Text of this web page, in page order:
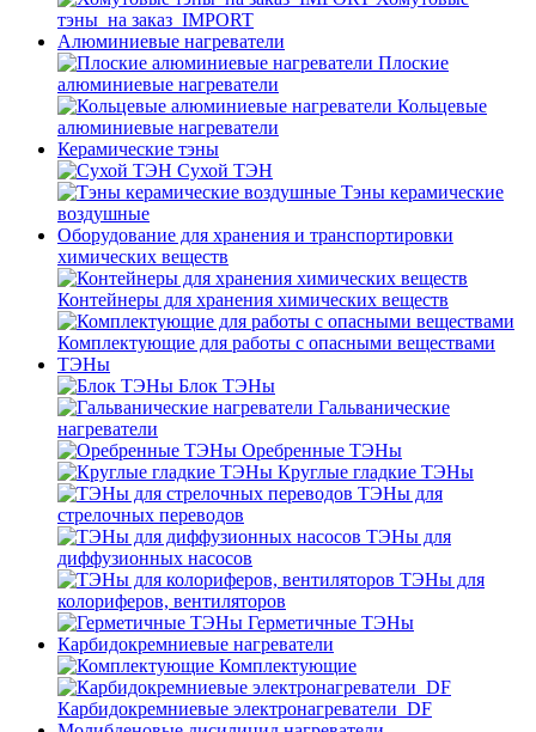
тэны_на заказ_IMPORT
Алюминиевые нагреватели
Плоские
алюминиевые нагреватели
Кольцевые
алюминиевые нагреватели
Керамические тэны
Сухой ТЭН
Тэны керамические
воздушные
Оборудование для хранения и транспортировки
химических веществ
Контейнеры для хранения химических веществ
Комплектующие для работы с опасными веществами
ТЭНы
Блок ТЭНы
Гальванические
нагреватели
Оребренные ТЭНы
Круглые гладкие ТЭНы
ТЭНы для
стрелочных переводов
ТЭНы для
диффузионных насосов
ТЭНы для
колориферов, вентиляторов
Герметичные ТЭНы
Карбидокремниевые нагреватели
Комплектующие
Карбидокремниевые электронагреватели_DF